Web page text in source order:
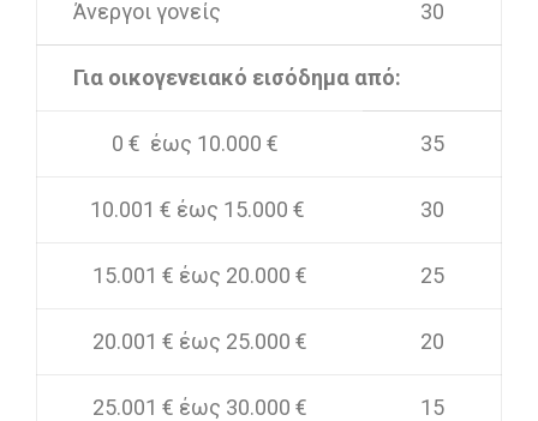
Άνεργοι γονείς 30
Για οικογενειακό εισόδημα από:
0 € έως 10.000 € 35
10.001 € έως 15.000 € 30
15.001 € έως 20.000 € 25
20.001 € έως 25.000 € 20
25.001 € έως 30.000 € 15